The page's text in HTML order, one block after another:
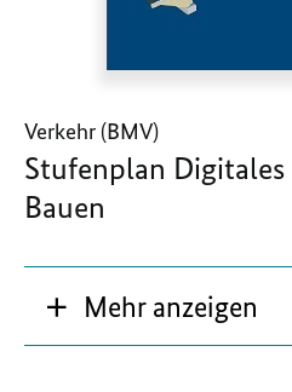
Verkehr (BMV)
Stufenplan
Bauen
Mehr anzeigen